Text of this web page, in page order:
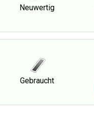
Neuwertig
Gebraucht